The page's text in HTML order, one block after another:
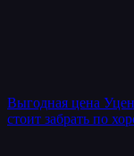
Выгодная цена
стоит забрать по